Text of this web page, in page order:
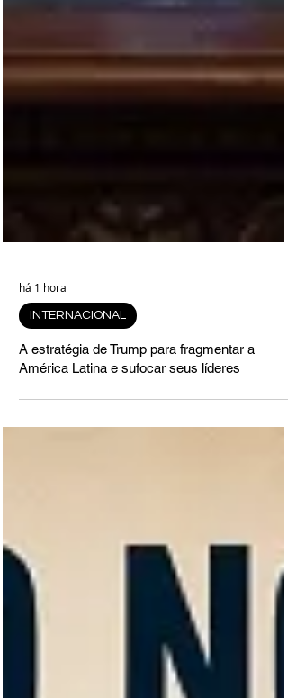
há 1 hora
INTERNACIONAL
América Latina e sufocar seus líderes